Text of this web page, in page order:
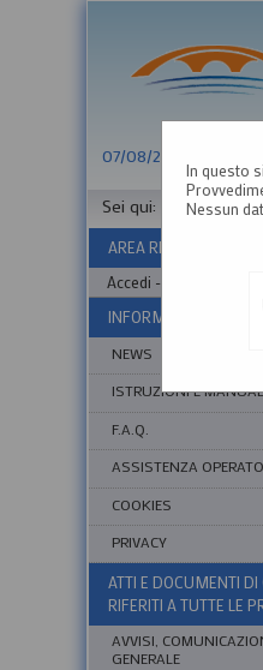
07/08/2026 21:58
Sei qui: Home»
In questo
Nessun
AREA RISERVATA
Accedi - Registrati
INFORMAZIONI
NEWS
ISTRUZIONI E
F.A.Q.
ASSISTENZA
COOKIES
PRIVACY
ATTI E DOCUMENTI DI
RIFERITI A TUTTE LE
AVVISI,
GENERALE